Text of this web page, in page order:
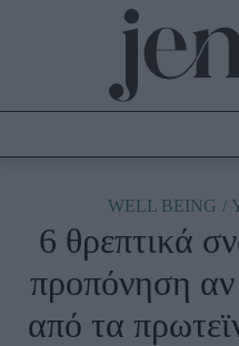
Culture
Fashion
Shopping
Styling Tips
WELL BEING
6 θρεπτικά
προπόνηση αν
από τα